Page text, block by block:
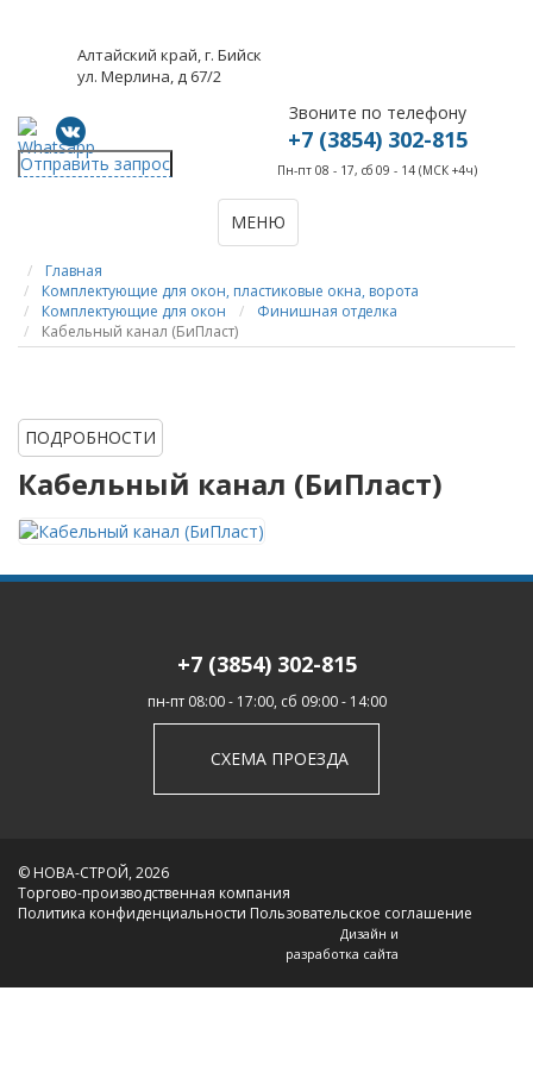
Алтайский край, г. Бийск
ул. Мерлина, д 67/2
Отправить запрос
Звоните по телефону
+7 (3854) 302-815
Пн-пт 08 - 17, сб 09 - 14 (МСК +4ч)
МЕНЮ
Главная
Комплектующие для окон, пластиковые окна, ворота
Комплектующие для окон
Финишная отделка
Кабельный канал (БиПласт)
ПОДРОБНОСТИ
Кабельный канал (БиПласт)
+7 (3854) 302-815
пн-пт 08:00 - 17:00, сб 09:00 - 14:00
СХЕМА ПРОЕЗДА
© НОВА-СТРОЙ, 2026
Торгово-производственная компания
Политика конфиденциальности Пользовательское соглашение
Дизайн и
разработка сайта